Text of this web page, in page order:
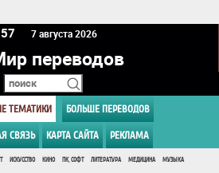
7 августа 2026
переводов
ТЕМАТИКИ БОЛЬШЕ ПЕРЕВОДОВ
СВЯЗЬ КАРТА САЙТА РЕКЛАМА
ИСКУССТВО КИНО ПК, СОФТ ЛИТЕРАТУРА МЕДИЦИНА МУЗЫКА